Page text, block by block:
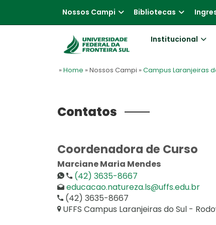
Nossos Campi Bibliotecas
Institucional
» Home » Nossos Campi » Campus Laranjeiras
Contatos
Coordenadora de Curso
Marciane Maria Mendes
(42) 3635-8667
educacao.natureza.ls@uffs.edu.br
(42) 3635-8667
UFFS Campus Laranjeiras do Sul -